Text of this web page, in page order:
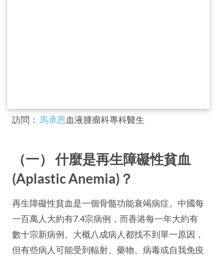
訪問： 馬承恩血液腫瘤科專科醫生
（一） 什麼是再生障礙性貧血
(Aplastic Anemia)？
再生障礙性貧血是一個骨髓功能衰竭病症。中國每
一百萬人大約有7.4宗病例，而香港每一年大約有
數十宗新病例。大概八成病人都找不到單一原因，
但有些病人可能受到輻射、藥物、病毒或自我免疫